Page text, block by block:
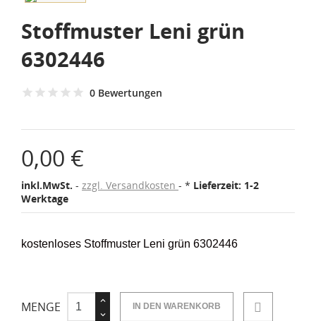
Stoffmuster Leni grün
6302446
0 Bewertungen
0,00 €
inkl.MwSt. zzgl. Versandkosten * Lieferzeit: 1-2
Werktage
kostenloses Stoffmuster Leni grün 6302446
MENGE IN DEN WARENKORB